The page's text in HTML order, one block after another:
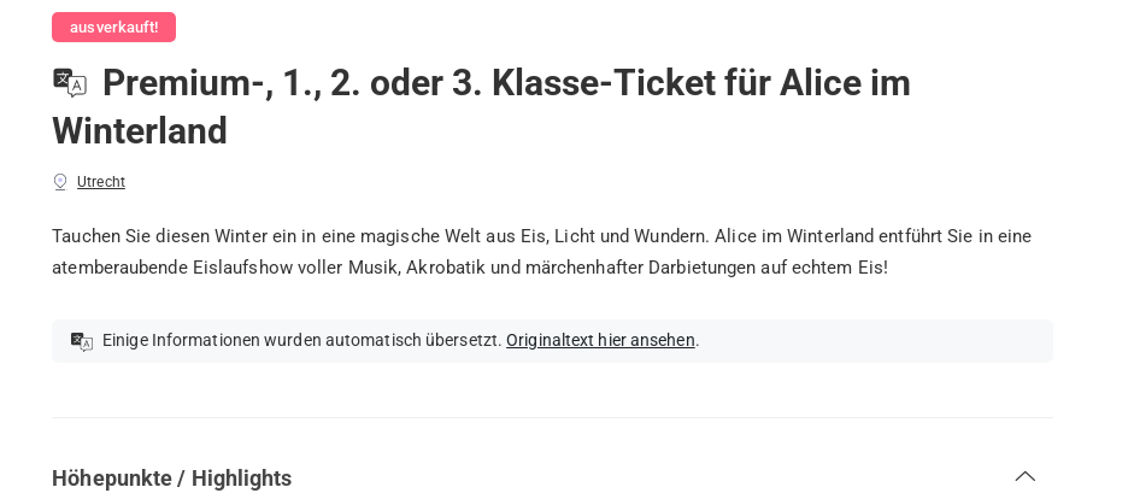
ausverkauft!
Premium-, 1., 2. oder 3. Klasse-Ticket für Alice im
Winterland
Utrecht
Tauchen Sie diesen Winter ein in eine magische Welt aus Eis, Licht und Wundern. Alice im Winterland entführt Sie in eine
atemberaubende Eislaufshow voller Musik, Akrobatik und märchenhafter Darbietungen auf echtem Eis!
Einige Informationen wurden automatisch übersetzt.Originaltext hier ansehen.
Höhepunkte / Highlights